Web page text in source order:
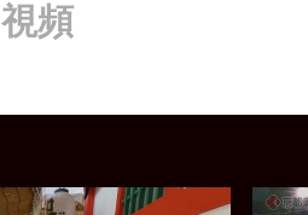
視頻